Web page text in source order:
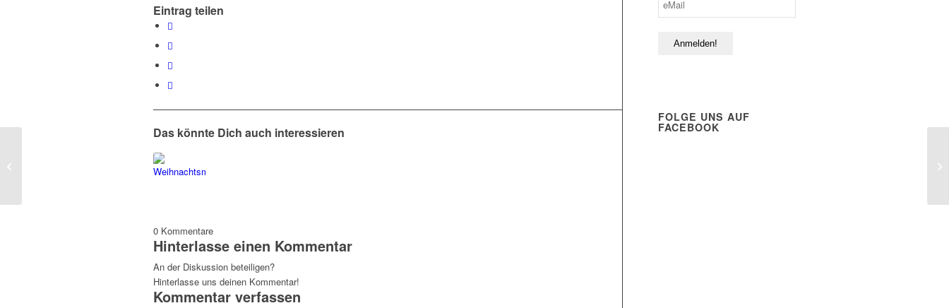
Eintrag teilen
Das könnte Dich auch interessieren
0 Kommentare
Hinterlasse einen Kommentar
An der Diskussion beteiligen?
Hinterlasse uns deinen Kommentar!
Kommentar verfassen
FOLGE UNS AUF
FACEBOOK